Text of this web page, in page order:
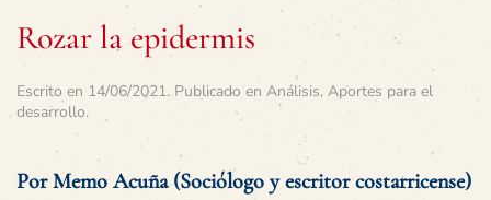
Rozar la epidermis
Escrito en 14/06/2021. Publicado en Análisis, Aportes para el
desarrollo.
Por Memo Acuña (Sociólogo y escritor costarricense)